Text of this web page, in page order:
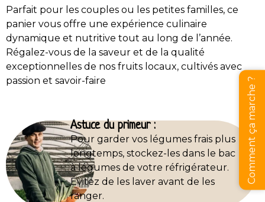
Parfait pour les couples ou les petites familles, ce
panier vous offre une expérience culinaire
dynamique et nutritive tout au long de l’année.
Régalez-vous de la saveur et de la qualité
exceptionnelles de nos fruits locaux, cultivés avec
passion et savoir-faire
Astuce du primeur :
Pour garder vos légumes frais plus
longtemps, stockez-les dans le bac
à légumes de votre réfrigérateur.
Évitez de les laver avant de les
ranger.
Comment ça marche ?